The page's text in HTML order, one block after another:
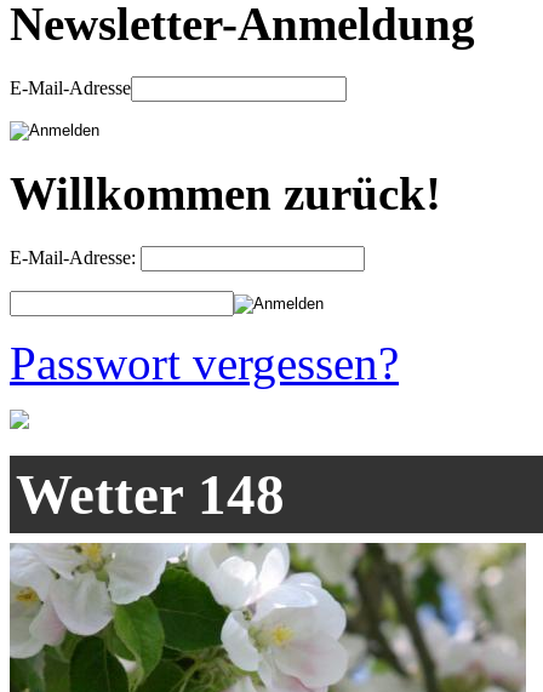
Newsletter-Anmeldung
E-Mail-Adresse
Willkommen zurück!
E-Mail-Adresse:
Passwort vergessen?
Wetter 148